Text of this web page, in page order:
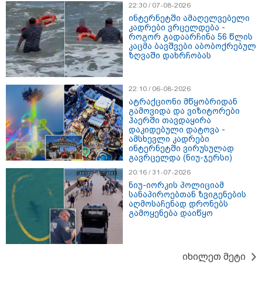
კონფლიქტები
22:30 / 07-08-2026
ინტერნეტში ამაღელვებელი
კადრები ვრცელდება -
როგორ გადაარჩინა 56 წლის
კაცმა ბავშვები აბობოქრებულ
ზღვაში დახრჩობას
22:10 / 06-08-2026
ატრაქციონი მწყობრიდან
გამოვიდა და ვიზიტორები
ჰაერში თავდაყირა
დაკიდებული დატოვა -
ამსხევლი კადრები
ინტერნეტში ვირუსულად
გავრცელდა (ნიუ-ჯერსი)
20:16 / 31-07-2026
ნიუ-იორკის პოლიციამ
სანაპიროებთან ზვიგენების
აღმოსაჩენად დრონებს
გამოყენება დაიწყო
იხილეთ მეტი